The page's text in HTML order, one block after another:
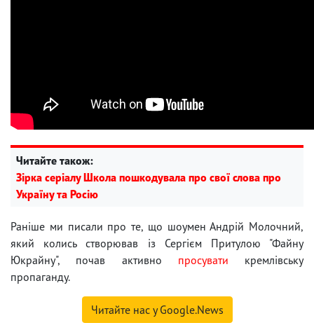
Читайте також:
Зірка серіалу Школа пошкодувала про свої слова про
Україну та Росію
Раніше ми писали про те, що шоумен Андрій Молочний,
який колись створював із Сергієм Притулою "Файну
Юкрайну", почав активно просувати кремлівську
пропаганду.
Читайте нас у Google.News